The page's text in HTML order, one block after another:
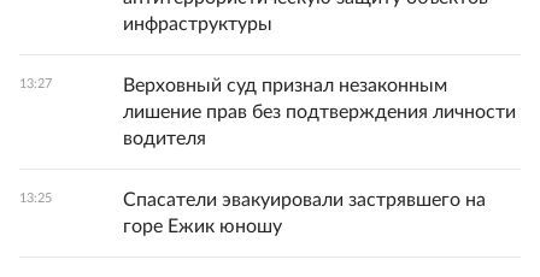
инфраструктуры
13:27
Верховный суд признал незаконным
лишение прав без подтверждения личности
водителя
13:25
Спасатели эвакуировали застрявшего на
горе Ежик юношу